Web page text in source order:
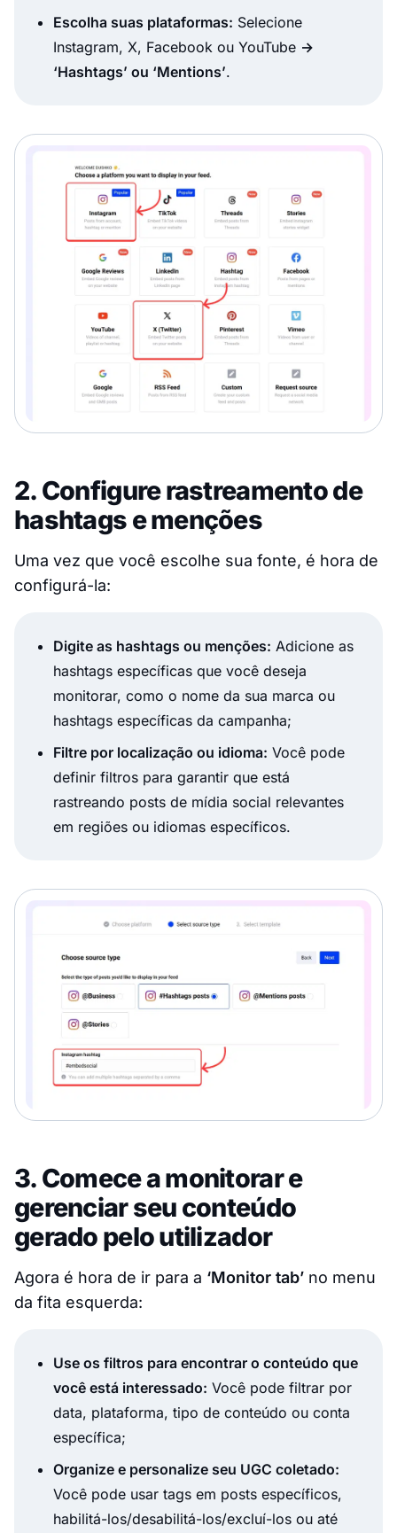
Escolha suas plataformas: Selecione
Instagram, X, Facebook ou YouTube →
‘Hashtags’ ou ‘Mentions’.
2. Configure rastreamento de
hashtags e menções
Uma vez que você escolhe sua fonte, é hora de
configurá-la:
Digite as hashtags ou menções: Adicione as
hashtags específicas que você deseja
monitorar, como o nome da sua marca ou
hashtags específicas da campanha;
Filtre por localização ou idioma: Você pode
definir filtros para garantir que está
rastreando posts de mídia social relevantes
em regiões ou idiomas específicos.
3. Comece a monitorar e
gerenciar seu conteúdo
gerado pelo utilizador
Agora é hora de ir para a ‘Monitor tab’ no menu
da fita esquerda:
Use os filtros para encontrar o conteúdo que
você está interessado: Você pode filtrar por
data, plataforma, tipo de conteúdo ou conta
específica;
Organize e personalize seu UGC coletado:
Você pode usar tags em posts específicos,
habilitá-los/desabilitá-los/excluí-los ou até